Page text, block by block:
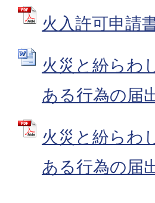
火入許可申請
火災と紛らわ
ある行為の届
火災と紛らわ
ある行為の届